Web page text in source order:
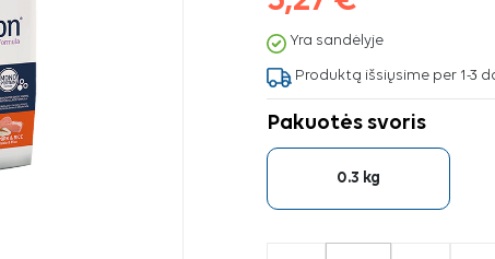
Yra sandėlyje
Produktą išsiųsime per 1-3
Pakuotės svoris
0.3 kg